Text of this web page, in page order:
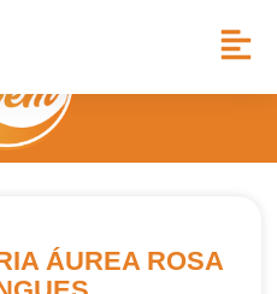
ÁUREA ROSA